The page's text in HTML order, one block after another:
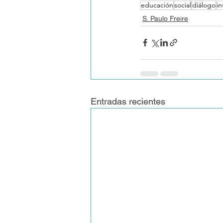
educaciónsocialdiálogo
S. Paulo Freire
Entradas recientes